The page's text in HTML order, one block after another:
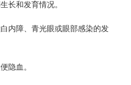
长和发育情况。
内障、青光眼或眼部感染的发
隐血。